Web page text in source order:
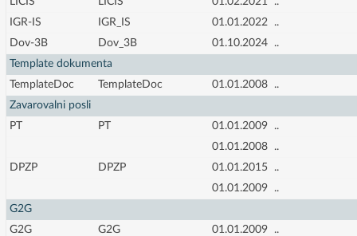
IGR-IS
IGR_IS 01.01.2022
..
Dov-3B
Dov_3B 01.10.2024
..
Template dokumenta
TemplateDoc
TemplateDoc 01.01.2008
..
Zavarovalni posli
PT
PT 01.01.2009
..
01.01.2008
..
DPZP
DPZP 01.01.2015
..
01.01.2009
..
G2G
G2G
G2G 01.01.2009
..